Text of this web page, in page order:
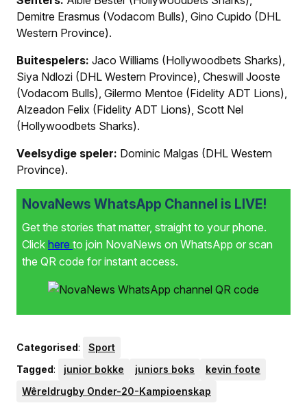
Demitre Erasmus (Vodacom Bulls), Gino Cupido (DHL
Western Province).
Buitespelers: Jaco Williams (Hollywoodbets Sharks),
Siya Ndlozi (DHL Western Province), Cheswill Jooste
(Vodacom Bulls), Gilermo Mentoe (Fidelity ADT Lions),
Alzeadon Felix (Fidelity ADT Lions), Scott Nel
(Hollywoodbets Sharks).
Veelsydige speler: Dominic Malgas (DHL Western
Province).
NovaNews WhatsApp Channel is LIVE!
Get the stories that matter, straight to your phone.
Click here to join NovaNews on WhatsApp or scan
the QR code for instant access.
Categorised:
Sport
Tagged: junior bokke juniors boks
kevin foote
Wêreldrugby Onder-20-Kampioenskap